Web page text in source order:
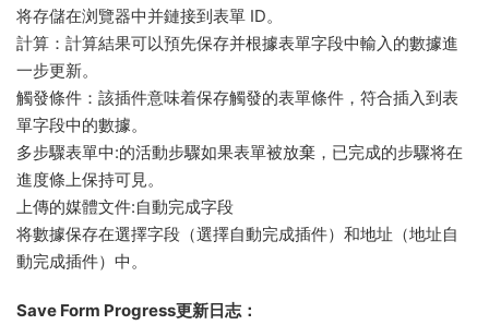
将存儲在浏覽器中并鏈接到表單 ID。
計算：計算結果可以預先保存并根據表單字段中輸入的數據進
一步更新。
觸發條件：該插件意味着保存觸發的表單條件，符合插入到表
單字段中的數據。
多步驟表單中:的活動步驟如果表單被放棄，已完成的步驟将在
進度條上保持可見。
上傳的媒體文件:自動完成字段
将數據保存在選擇字段（選擇自動完成插件）和地址（地址自
動完成插件）中。
Save Form Progress更新日志：